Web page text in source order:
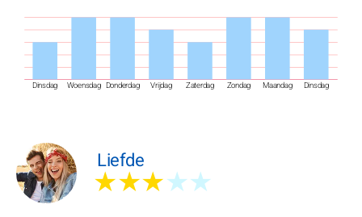
Dinsdag Woensdag Donderdag Vrijdag Zaterdag Zondag Maandag Dinsdag
Liefde
★★★★★